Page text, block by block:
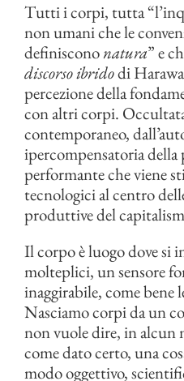
Tutti i corpi, tutta
non umani che le
definiscononatura” e
discorso ibridodi
percezione della
con altri corpi.
contemporaneo,
ipercompensatoria della
performante che viene
tecnologici al centro
produttive del
Il corpo è luogo dove si
molteplici, un sensore
inaggirabile, come bene
Nasciamo corpi da un
non vuole dire, in alcun
come dato certo, una
modo oggettivo,